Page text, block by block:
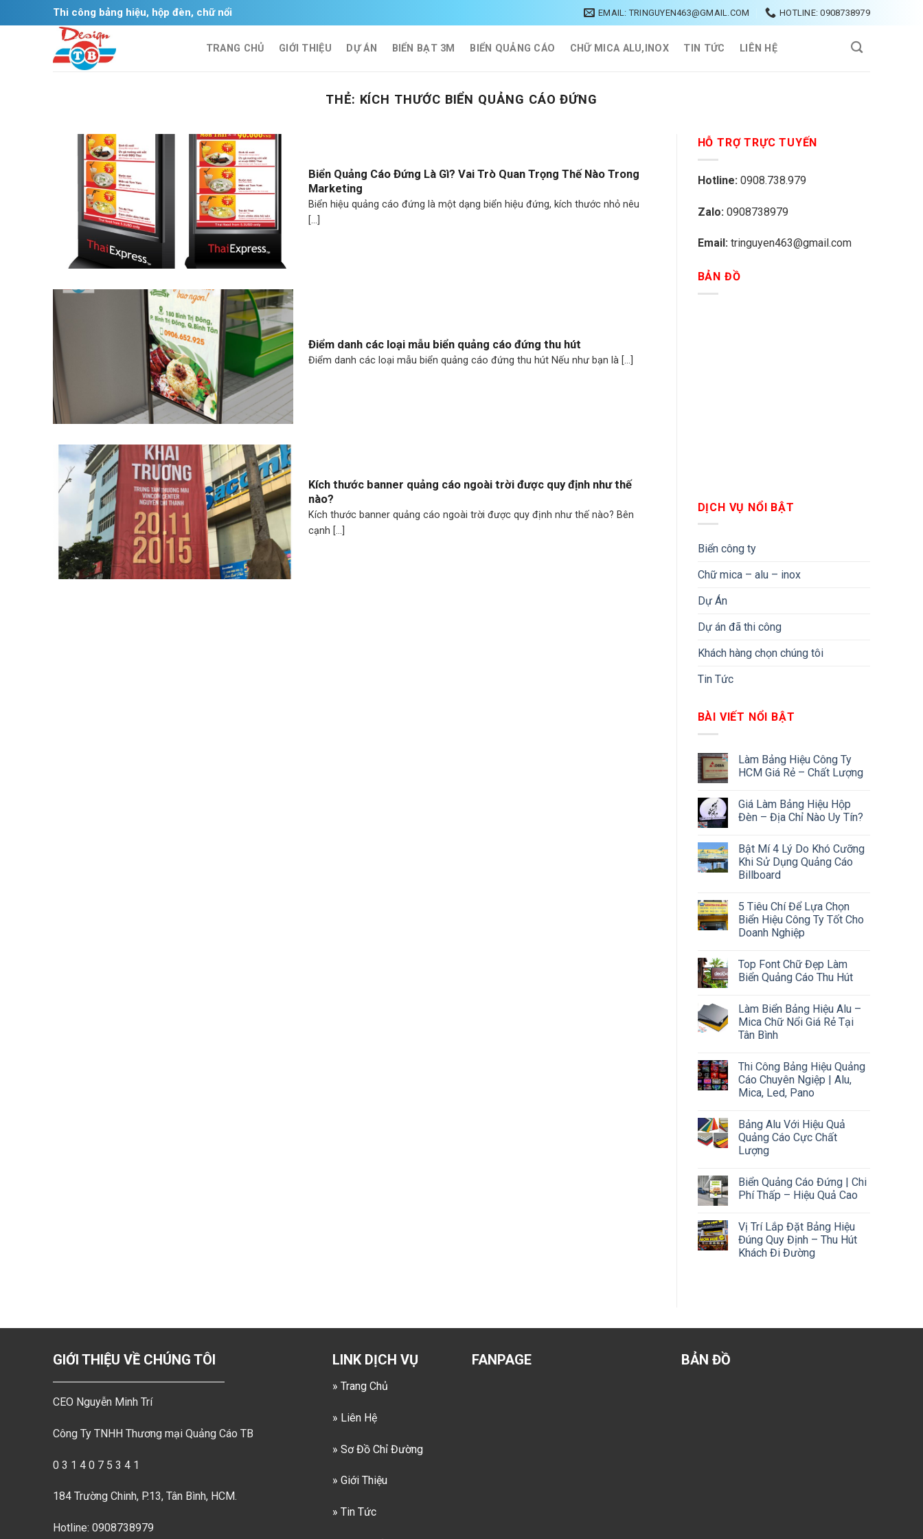
to
Thi công bảng hiệu, hộp đèn, chữ nổi EMAIL: TRINGUYEN463@GMAIL.COM HOTLINE: 0908738979
TRANG CHỦ GIỚI THIỆU DỰ ÁN BIỂN BẠT 3M BIỂN QUẢNG CÁO CHỮ MICA ALU,INOX TIN TỨC LIÊN HỆ
THẺ: KÍCH THƯỚC BIỂN QUẢNG CÁO ĐỨNG
Biển Quảng Cáo Đứng Là Gì? Vai Trò Quan Trọng Thế Nào Trong
Marketing
Biển hiệu quảng cáo đứng là một dạng biển hiệu đứng, kích thước nhỏ nêu
[...]
Điểm danh các loại mẫu biển quảng cáo đứng thu hút
Điểm danh các loại mẫu biển quảng cáo đứng thu hút Nếu như bạn là [...]
Kích thước banner quảng cáo ngoài trời được quy định như thế
nào?
Kích thước banner quảng cáo ngoài trời được quy định như thế nào? Bên
cạnh [...]
HỖ TRỢ TRỰC TUYẾN
Hotline: 0908.738.979
Zalo: 0908738979
Email: tringuyen463@gmail.com
BẢN ĐỒ
DỊCH VỤ NỔI BẬT
Biển công ty
Chữ mica – alu – inox
Dự Án
Dự án đã thi công
Khách hàng chọn chúng tôi
Tin Tức
BÀI VIẾT NỔI BẬT
Làm Bảng Hiệu Công Ty
HCM Giá Rẻ – Chất Lượng
Giá Làm Bảng Hiệu Hộp
Đèn – Địa Chỉ Nào Uy Tín?
Bật Mí 4 Lý Do Khó Cưỡng
Khi Sử Dụng Quảng Cáo
Billboard
5 Tiêu Chí Để Lựa Chọn
Biển Hiệu Công Ty Tốt Cho
Doanh Nghiệp
Top Font Chữ Đẹp Làm
Biển Quảng Cáo Thu Hút
Làm Biển Bảng Hiệu Alu –
Mica Chữ Nổi Giá Rẻ Tại
Tân Bình
Thi Công Bảng Hiệu Quảng
Cáo Chuyên Ngiệp | Alu,
Mica, Led, Pano
Bảng Alu Với Hiệu Quả
Quảng Cáo Cực Chất
Lượng
Biển Quảng Cáo Đứng | Chi
Phí Thấp – Hiệu Quả Cao
Vị Trí Lắp Đặt Bảng Hiệu
Đúng Quy Định – Thu Hút
Khách Đi Đường
GIỚI THIỆU VỀ CHÚNG TÔI
CEO Nguyễn Minh Trí
Công Ty TNHH Thương mại Quảng Cáo TB
0 3 1 4 0 7 5 3 4 1
184 Trường Chinh, P.13, Tân Bình, HCM.
Hotline: 0908738979
LINK DỊCH VỤ
» Trang Chủ
» Liên Hệ
» Sơ Đồ Chỉ Đường
» Giới Thiệu
» Tin Tức
FANPAGE BẢN ĐỒ